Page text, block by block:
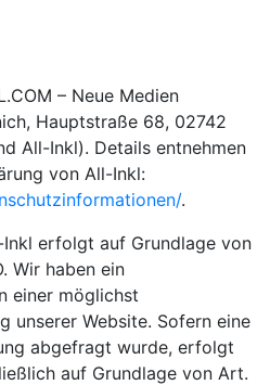
– Neue Medien
Hauptstraße 68, 02742
All-Inkl). Details entnehmen
von All-Inkl:
.
erfolgt auf Grundlage von
Wir haben ein
einer möglichst
unserer Website. Sofern eine
abgefragt wurde, erfolgt
auf Grundlage von Art.